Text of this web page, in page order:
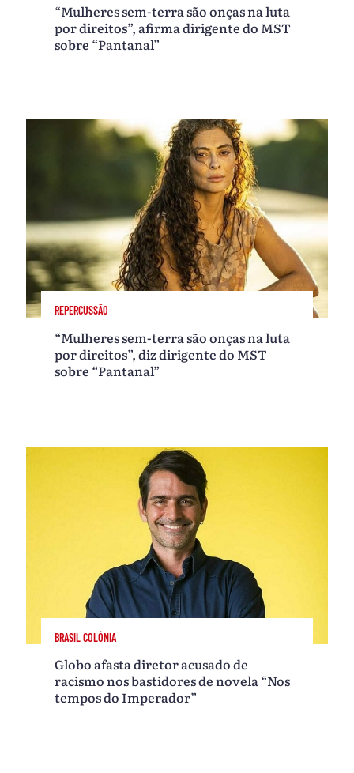
“Mulheres sem-terra são onças na luta
por direitos”, afirma dirigente do MST
sobre “Pantanal”
REPERCUSSÃO
“Mulheres sem-terra são onças na luta
por direitos”, diz dirigente do MST
sobre “Pantanal”
BRASIL COLÔNIA
Globo afasta diretor acusado de
racismo nos bastidores de novela “Nos
tempos do Imperador”